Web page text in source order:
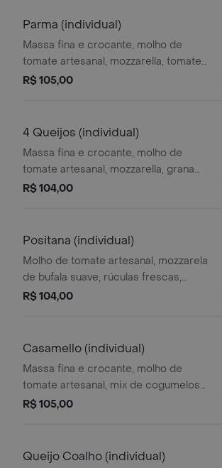
Parma (individual)
Massa fina e crocante, molho de
tomate artesanal, mozzarella, tomate
cereja e presunto parma.
R$ 105,00
4 Queijos (individual)
Massa fina e crocante, molho de
tomate artesanal, mozzarella, grana
padano, catupiry e gorgonzola
R$ 104,00
Positana (individual)
Molho de tomate artesanal, mozzarela
de bufala suave, rúculas frescas,
tomate seco.
R$ 104,00
Casamello (individual)
Massa fina e crocante, molho de
tomate artesanal, mix de cogumelos
shimeji e portobello, queijo de cabra
R$ 105,00
Queijo Coalho (individual)